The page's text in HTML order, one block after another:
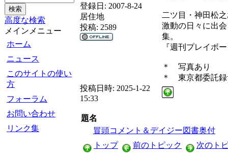
高度な検索
メインメニュー
ホーム
ニュース
このサイトの使い
方
フォーラム
お問い合わせ
リンク集
登録日: 2007-8-24
居住地
投稿: 2589
二ツ目・神田松
激動の日々に出
集。
『週刊プレイボ
＊ 写真あり
＊ 東京都委託録
投稿日時: 2025-1-22
15:33
題名
冒頭コメント＆デイジー図書奥付
トップ
前のトピック 次のト